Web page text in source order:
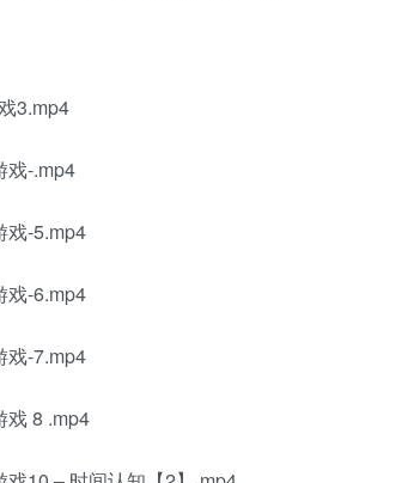
3.mp4
-.mp4
-5.mp4
-6.mp4
-7.mp4
8 .mp4